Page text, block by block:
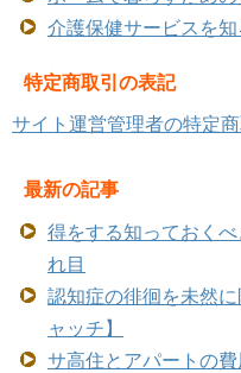
介護保健サービスを知
特定商取引の表記
サイト運営管理者の特定
最新の記事
得をする知っておく
れ目
認知症の徘徊を未然
ャッチ】
サ高住とアパートの